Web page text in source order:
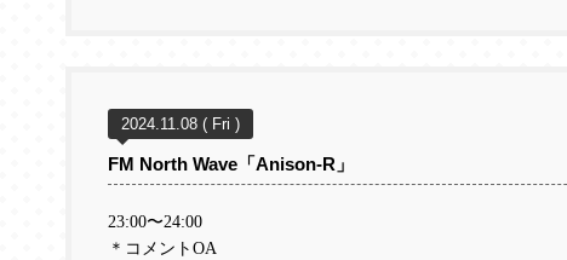
2024.11.08 ( Fri )
FM North Wave「Anison-R」
23:00〜24:00
＊コメントOA